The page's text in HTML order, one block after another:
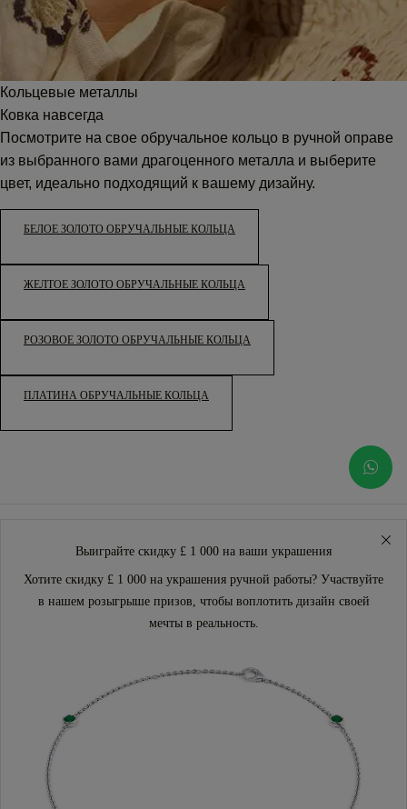
Кольцевые металлы
Ковка навсегда
Посмотрите на свое обручальное кольцо в ручной оправе
из выбранного вами драгоценного металла и выберите
цвет, идеально подходящий к вашему дизайну.
БЕЛОЕ ЗОЛОТО ОБРУЧАЛЬНЫЕ КОЛЬЦА
ЖЕЛТОЕ ЗОЛОТО ОБРУЧАЛЬНЫЕ КОЛЬЦА
РОЗОВОЕ ЗОЛОТО ОБРУЧАЛЬНЫЕ КОЛЬЦА
ПЛАТИНА ОБРУЧАЛЬНЫЕ КОЛЬЦА
Выиграйте скидку £ 1 000 на ваши украшения
Хотите скидку £ 1 000 на украшения ручной работы? Участвуйте
в нашем розыгрыше призов, чтобы воплотить дизайн своей
мечты в реальность.